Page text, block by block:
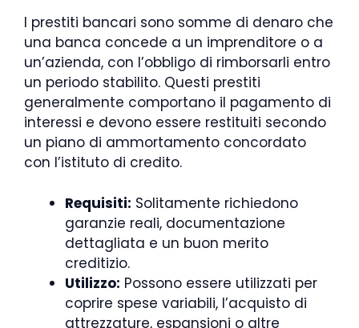
I prestiti bancari sono somme di denaro che
una banca concede a un imprenditore o a
un’azienda, con l’obbligo di rimborsarli entro
un periodo stabilito. Questi prestiti
generalmente comportano il pagamento di
interessi e devono essere restituiti secondo
un piano di ammortamento concordato
con l’istituto di credito.
Requisiti: Solitamente richiedono
garanzie reali, documentazione
dettagliata e un buon merito
creditizio.
Utilizzo: Possono essere utilizzati per
coprire spese variabili, l’acquisto di
attrezzature, espansioni o altre